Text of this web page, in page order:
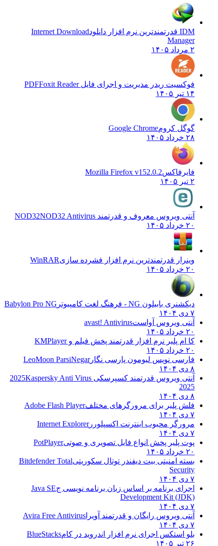
IDM قدرتمندترین نرم افزار دانلود
Internet Download
Manager
۲ مرداد ۱۴۰۵
فوکسیت ریدر مدیریت و اجرای فایل PDFFoxit Reader
۱۴ تیر ۱۴۰۵
گوگل کرومGoogle Chrome
۲۸ خرداد ۱۴۰۵
فایرفاکسMozilla Firefox v152.0.2
۲ تیر ۱۴۰۵
آنتی ویروس معروف و قدرتمند NOD32 NOD32 Antivirus
۲۰ خرداد ۱۴۰۵
وینرار قدرتمندترین نرم افزار فشرده سازیWinRAR
۲۰ خرداد ۱۴۰۵
دیکشنری بابیلون NG - فرهنگ لغت کامپیوتر
Babylon Pro NG
۷ دی ۱۴۰۴
آنتی ویروس آواستavast! Antivirus
۲۰ خرداد ۱۴۰۵
کا ام پلیر نرم افزار قدرتمند پخش فیلم وKMPlayer
۲۰ خرداد ۱۴۰۵
فارسی نویس لیومون پارسی نگارLeoMoon ParsiNegar
۸ دی ۱۴۰۴
آنتی ویروس قدرتمند کسپرسکی 2025 Kaspersky Anti Virus
2025
۸ دی ۱۴۰۴
فلش پلیر برای مرورگرهای مختلفAdobe Flash Player
۷ دی ۱۴۰۴
مرورگر محبوب اینترنت اکسپلوررInternet Explorer
۷ دی ۱۴۰۴
پوت پلیر پخش انواع فایل تصویری و صوتیPotPlayer
۲۰ خرداد ۱۴۰۵
بسته امنیتی بیت دیفندر توتال سکوریتیBitdefender Total
Security
۷ دی ۱۴۰۴
اجرای برنامه بر اساس زبان برنامه نویسی جJava SE
Development Kit (JDK)
۷ دی ۱۴۰۴
آنتی ویروس رایگان و قدرتمند آویرا Avira Free Antivirus
۷ دی ۱۴۰۴
بلو استکس اجرای نرم افزار اندروید در کامBlueStacks
۲۶ تیر ۱۴۰۵